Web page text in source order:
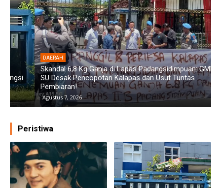
DAERAH
Skandal 6,8 Kg Ganja di Lapas Padangsidimpuan: GMPET-
SU Desak Pencopotan Kalapas dan Usut Tuntas
Pembiaran!
Agustus 7, 2026
Peristiwa